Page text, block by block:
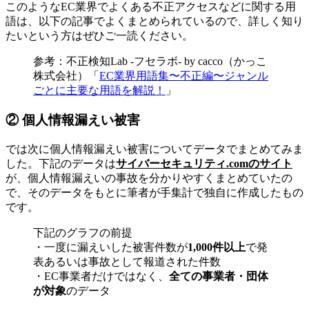
このようなEC業界でよくある不正アクセスなどに関する用
語は、以下の記事でよくまとめられているので、詳しく知り
たいという方はぜひご一読ください。
参考：不正検知Lab -フセラボ- by cacco（かっこ
株式会社）「 EC業界用語集〜不正編〜ジャンル
ごとに主要な用語を解説！
」
② 個人情報漏えい被害
では次に個人情報漏えい被害についてデータでまとめてみま
した。下記のデータはサイバーセキュリティ.comのサイト
が、個人情報漏えいの事故を分かりやすくまとめていたの
で、そのデータをもとに筆者が手集計で独自に作成したもの
です。
下記のグラフの前提
・一度に漏えいした被害件数が1,000件以上で発
表あるいは事故として報道された件数
・EC事業者だけではなく、 全ての事業者・団体
が対象のデータ